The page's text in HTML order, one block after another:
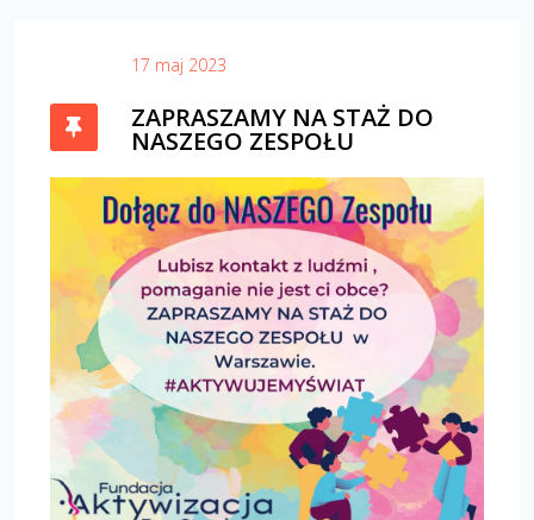
17 maj 2023
ZAPRASZAMY NA STAŻ DO
NASZEGO ZESPOŁU